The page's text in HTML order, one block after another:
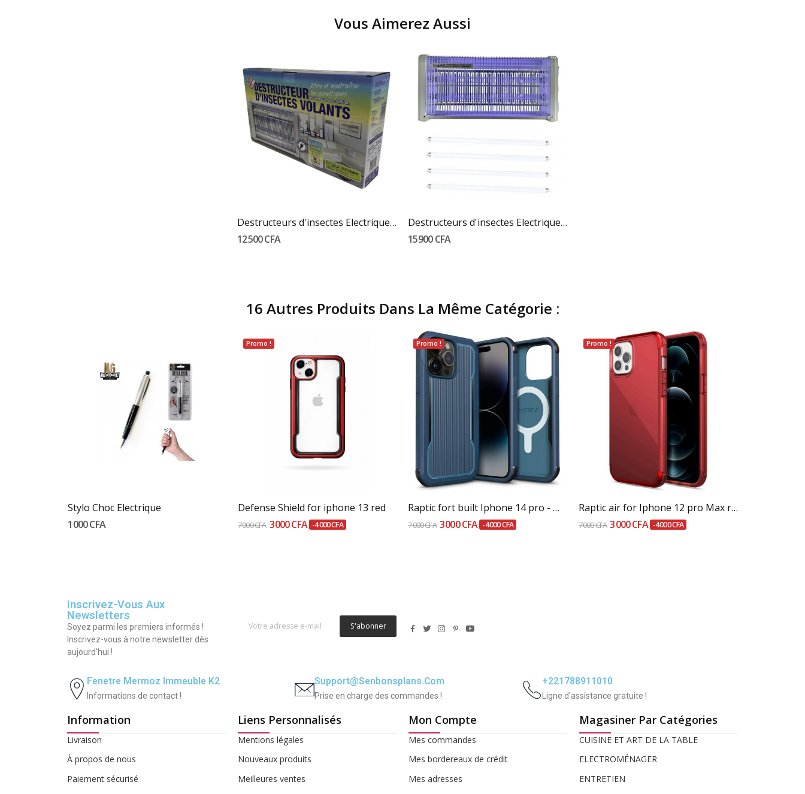
Vous Aimerez Aussi
Destructeurs d'insectes Electrique 20W...
12 500 CFA
Destructeurs d'insectes Electrique 30W...
15 900 CFA
16 Autres Produits Dans La Même Catégorie :
Stylo Choc Electrique
1 000 CFA
Promo !
Ajouter Au Panier
Defense Shield for iphone 13 red
7 000 CFA 3 000 CFA -4 000 CFA
Promo !
Ajouter Au Panier
Raptic fort built Iphone 14 pro - marine blue
7 000 CFA 3 000 CFA -4 000 CFA
Promo !
Ajouter Au Panier
Raptic air for Iphone 12 pro Max red
7 000 CFA 3 000 CFA -4 000 CFA
Inscrivez-Vous Aux
Newsletters
Soyez parmi les premiers informés !
Inscrivez-vous à notre newsletter dès
aujourd’hui !
S'abonner
Fenetre Mermoz Immeuble K2
Informations de contact !
Support@senbonsplans.com
Prise en charge des commandes !
+221788911010
Ligne d'assistance gratuite !
Information
Livraison
À propos de nous
Paiement sécurisé
Liens Personnalisés
Mentions légales
Nouveaux produits
Meilleures ventes
Mon Compte
Mes commandes
Mes bordereaux de crédit
Mes adresses
Magasiner Par Catégories
CUISINE ET ART DE LA TABLE
ELECTROMÉNAGER
ENTRETIEN